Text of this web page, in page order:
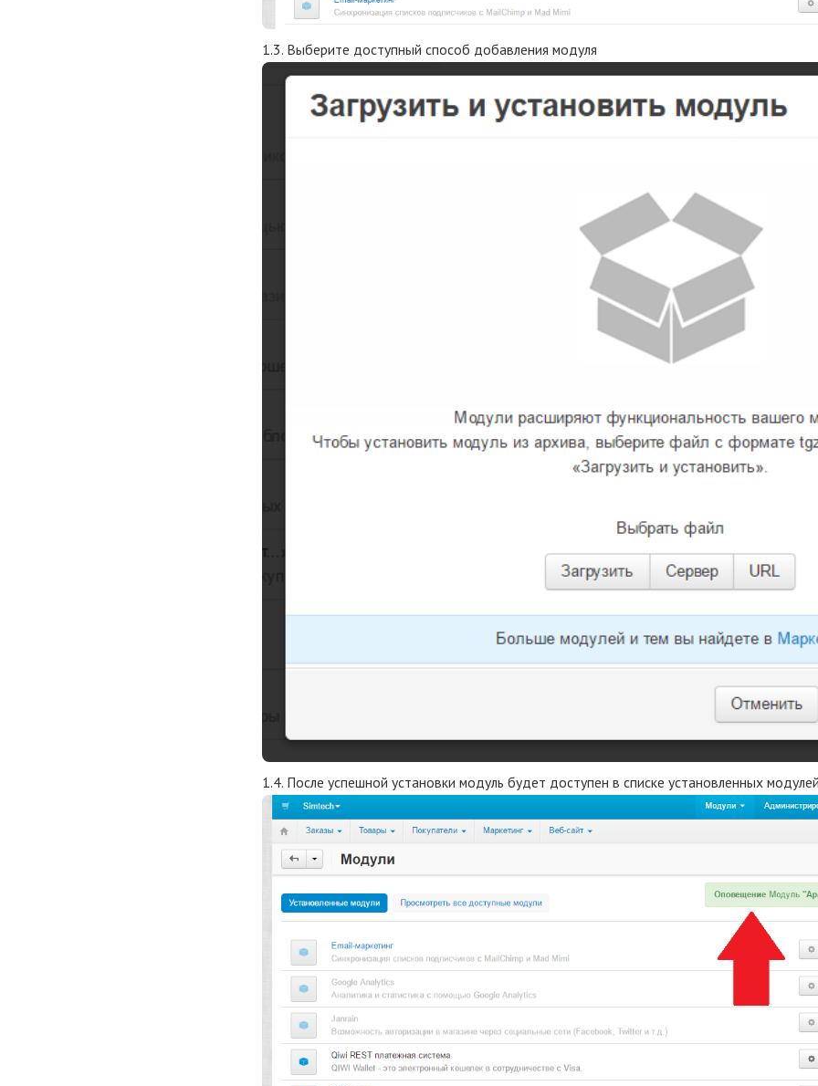
1.3. Выберите доступный способ добавления модуля
1.4. После успешной установки модуль будет доступен в списке установленных